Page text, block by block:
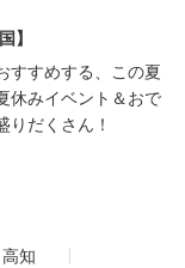
】
すすめする、この夏
休みイベント＆おで
りだくさん！
高知